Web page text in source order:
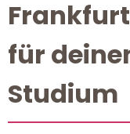
für
Studium